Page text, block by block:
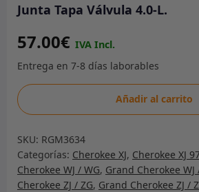
Junta Tapa Válvula 4.0-L.
57.00€
Junta
Tapa
4.0-
L.
cantidad
Añadir al carrito
SKU: RGM3634
Categorías: Cherokee XJ, Cherokee XJ
Cherokee WJ / WG, Grand Cherokee WJ
Cherokee ZJ / ZG, Grand Cherokee ZJ /